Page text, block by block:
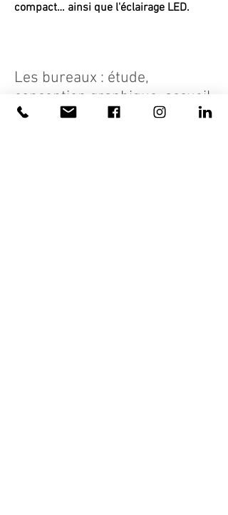
compact… ainsi que l'éclairage LED.
Les bureaux : étude,
conception graphique, accueil